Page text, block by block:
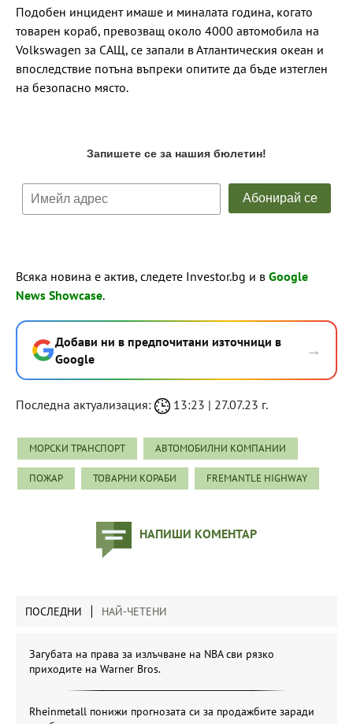
Подобен инцидент имаше и миналата година, когато
товарен кораб, превозващ около 4000 автомобила на
Volkswagen за САЩ, се запали в Атлантическия океан и
впоследствие потъна въпреки опитите да бъде изтеглен
на безопасно място.
Всяка новина е актив, следете Investor.bg и в Google
News Showcase.
Добави ни в предпочитани източници в
Google
→
Последна актуализация: 13:23 | 27.07.23 г.
МОРСКИ ТРАНСПОРТ АВТОМОБИЛНИ КОМПАНИИ
ПОЖАР ТОВАРНИ КОРАБИ FREMANTLE HIGHWAY
НАПИШИ КОМЕНТАР
ПОСЛЕДНИ НАЙ-ЧЕТЕНИ
Загубата на права за излъчване на NBA сви рязко
приходите на Warner Bros.
Rheinmetall понижи прогнозата си за продажбите заради